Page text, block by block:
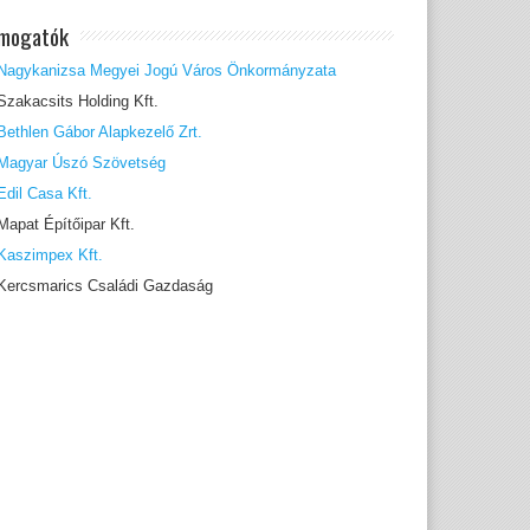
Megyei Jogú Város Önkormányzata
Holding Kft.
Gábor Alapkezelő Zrt.
Úszó Szövetség
Casa Kft.
Építőipar Kft.
Kft.
Családi Gazdaság